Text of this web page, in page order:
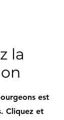
la
est
Cliquez et